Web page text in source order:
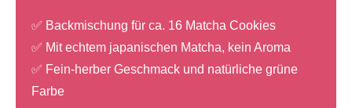
✅ Backmischung für ca. 16 Matcha Cookies
✅ Mit echtem japanischen Matcha, kein Aroma
✅ Fein-herber Geschmack und natürliche grüne
Farbe